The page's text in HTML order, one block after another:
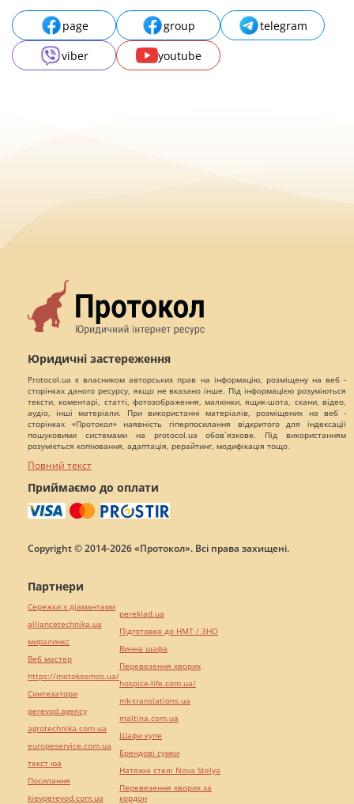
page group
telegram
viber
youtube
Юридичні застереження
Protocol.ua є власником авторських прав на інформацію, розміщену на веб -
сторінках даного ресурсу, якщо не вказано інше. Під інформацією розуміються
тексти, коментарі, статті, фотозображення, малюнки, ящик-шота, скани, відео,
аудіо, інші матеріали. При використанні матеріалів, розміщених на веб -
сторінках «Протокол» наявність гіперпосилання відкритого для індексації
пошуковими системами на protocol.ua обов`язкове. Під використанням
розуміється копіювання, адаптація, рерайтинг, модифікація тощо.
Повний текст
Приймаємо до оплати
Copyright © 2014-2026 «Протокол». Всі права захищені.
Партнери
Сережки з діамантами
alliancetechnika.ua
миралинкс
Веб мастер
https://motokosmos.ua/
Синтезатори
perevod.agency
agrotechnika.com.ua
europeservice.com.ua
текст юа
Посилання
kievperevod.com.ua
pereklad.ua
Підготовка до НМТ / ЗНО
Винна шафа
Перевезення хворих
hospice-life.com.ua/
mk-translations.ua
maltina.com.ua
Шафи купе
Брендові сумки
Натяжні стелі Nova Stelya
Перевезення хворих за
кордон